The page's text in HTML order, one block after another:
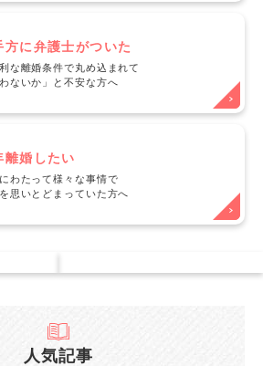
方に弁護士がついた
利な離婚条件で丸め込まれて
ないか」と不安な方へ
離婚したい
わたって様々な事情で
思いとどまっていた方へ
人気記事